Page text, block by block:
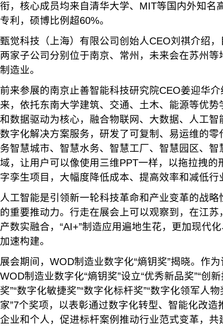
衔，核心成员均来自清华大学、MIT等国内外知名
专利，硕博比例超60%。
甄觉科技（上海）有限公司创始人CEO刘祺介绍
两家子公司分别位于南京、常州，未来会在苏州
制造业。
前来参展的南京止善智能科技研究院CEO姜迎华
来，依托东南大学建筑、交通、土木、能源等优
和数据驱动为核心，融合物联网、大数据、人工
数字化解决方案服务，研发了可复制、易运维的
务智慧城市、智慧水务、智慧工厂、智慧园区、
域，让用户可以像使用三维PPT一样，以拖拉拽的
字孪生项目，大幅度降低成本、提高效率和减低
人工智能是引领新一轮科技革命和产业变革的战
的重要推动力。行走在展会上可以观察到，在江
产数实融合，“AI+”制造应用遍地生花，更加现代
加速构建。
展会期间，WOD制造业数字化“熵钥奖”揭晓。作
WOD制造业数字化“熵钥奖”设立“优秀新品奖”“创
奖”“数字化敏捷奖”“数字化标杆奖”“数字化领军人
家”7个奖项，以表彰通过数字化转型、智能化改造
企业和个人，促进标杆案例推动行业范式变革，